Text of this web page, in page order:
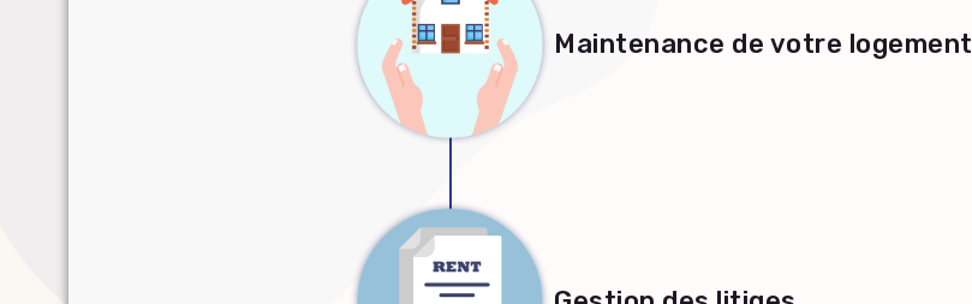
Maintenance de votre logement